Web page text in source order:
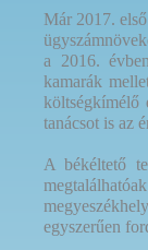
Már 2017.
a 2016.
kamarák
költségkímélő
tanácsot is az
A békéltető
egyszerűen